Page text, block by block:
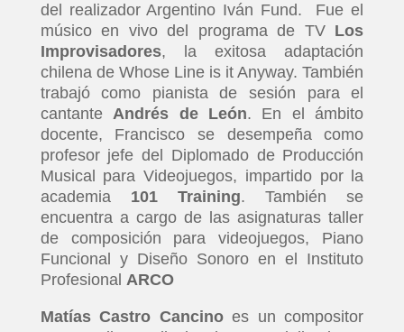
del realizador Argentino Iván Fund. Fue el
músico en vivo del programa de TV Los
Improvisadores, la exitosa adaptación
chilena de Whose Line is it Anyway. También
trabajó como pianista de sesión para el
cantanteAndrés de León. En el ámbito
docente, Francisco se desempeña como
profesor jefe del Diplomado de Producción
Musical para Videojuegos, impartido por la
academia 101 Training. También se
encuentra a cargo de las asignaturas taller
de composición para videojuegos, Piano
Funcional y Diseño Sonoro en el Instituto
Profesional ARCO
Matías Castro Cancinoes un compositor